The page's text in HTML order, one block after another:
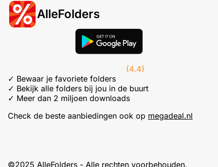
AlleFolders
(4.4)
✓ Bewaar je favoriete folders
✓ Bekijk alle folders bij jou in de buurt
✓ Meer dan 2 miljoen downloads
Check de beste aanbiedingen ook op megadeal.nl
©2025 AlleFolders - Alle rechten voorbehouden.